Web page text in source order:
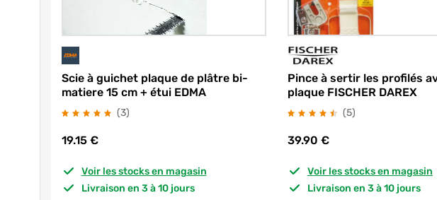
Scie à guichet plaque de plâtre bi-
matiere 15 cm + étui EDMA
(3)
19.15 €
Voir les stocks en magasin
Livraison en 3 à 10 jours
Pince à sertir les profilés
plaque FISCHER DAREX
(5)
39.90 €
Voir les stocks en magasin
Livraison en 3 à 10 jours